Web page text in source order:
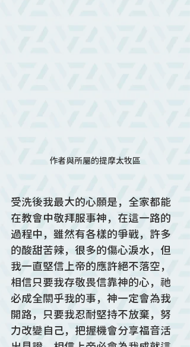
作者與所屬的提摩太牧區
受洗後我最大的心願是，全家都能
在教會中敬拜服事神，在這一路的
過程中，雖然有各樣的爭戰，許多
的酸甜苦辣，很多的傷心淚水，但
我一直堅信上帝的應許絕不落空，
相信只要我存敬畏信靠神的心，祂
必成全關乎我的事，神一定會為我
開路，只要我忍耐堅持不放棄，努
力改變自己，把握機會分享福音活